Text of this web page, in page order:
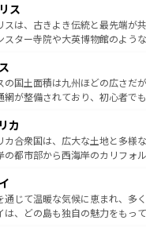
シャンパンの発祥地であるラン
いラベンダー畑など、多彩な楽
パリ以外の地域にも魅力が溢れ
方に足を運ぶとそれぞれで全く
きるだろう。 なお、新着のフランス
してほしい。
つこの国は、どこを歩いても飽
の文化的活気、バイエルン州の
イン川沿いのワイン畑といった
好きな人にはぜひ体験してほしい。 なお、
情報はコンテンツ一覧を参照し
ス
スは、古きよき伝統と最先端が
スター寺院や大英博物館のよう
とに異なる魅力がある。また、
、ビール好きにはたまらない英
、本場だからこそできる体験も
覧を参照してほしい。
の国土面積は九州ほどの広さだ
網が整備されており、初心者で
がそのまま残る町や、スイスな
もあり、アルプス観光だけでな
できる。国民の所得が高いため
通費無料で観光を楽しむこともできる
イス情報はコンテンツ一覧 を参
カ
カ合衆国は、広大な土地と多様
の都市部から西海岸のカリフォ
な巨大都市は、観光、ショッピン
トが詰まった刺激的なスポット
は大自然が広がり、グランドキ
通じて温暖な気候に恵まれ、多
は、どの島も独自の魅力をもっ